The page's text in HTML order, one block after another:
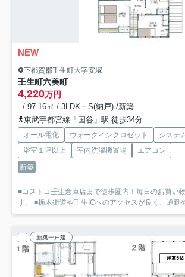
NEW
下都賀郡壬生町大字安塚
壬生町六美町
4,220万円
- / 97.16㎡ / 3LDK＋S(納戸) /新築
東武宇都宮線「国谷」駅 徒歩34分
オール電化 ウォークインクロゼット
システ
浴室１坪以上
室内洗濯機置場
エアコン
新築
■コストコ壬生倉庫店まで徒歩圏内！毎日のお買い
す。 ■栃木街道や壬生ICへのアクセスが良く、通勤
新築一戸建